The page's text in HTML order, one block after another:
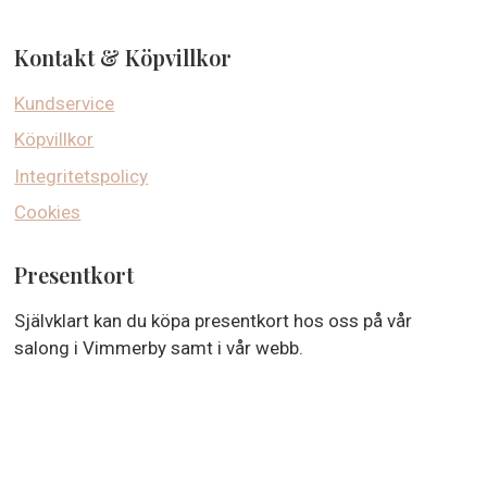
Kontakt & Köpvillkor
Kundservice
Köpvillkor
Integritetspolicy
Cookies
Presentkort
Självklart kan du köpa presentkort hos oss på vår
salong i Vimmerby samt i vår webb.